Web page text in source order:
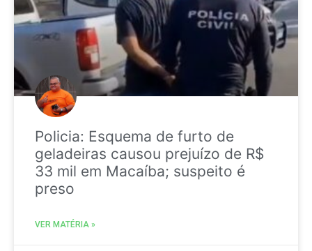
Policia: Esquema de furto de
geladeiras causou prejuízo de R$
33 mil em Macaíba; suspeito é
preso
VER MATÉRIA »